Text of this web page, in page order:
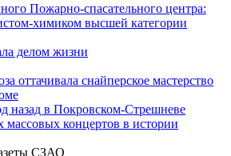
Пожарно-спасательного центра:
химиком высшей категории
делом жизни
оттачивала снайперское мастерство
назад в Покровском-Стрешневе
концертов в истории
СЗАО